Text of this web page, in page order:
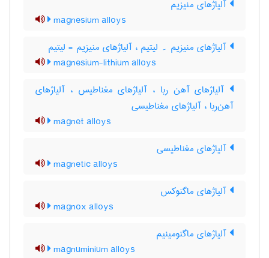
آلیاژهای منیزیم
magnesium alloys
آلیاژهای منیزیم ۔ لیتیم ، آلیاژهای منیزیم - لیتیم
magnesium-lithium alloys
آلیاژهای آهن ربا ، آلیاژهای مغناطیس ، آلیاژهای
آهن‌ربا ، آلیاژهای مغناطیسی
magnet alloys
آلیاژهای مغناطیسی
magnetic alloys
آلیاژهای ماگنوکس
magnox alloys
آلیاژهای ماگنومینیم
magnuminium alloys